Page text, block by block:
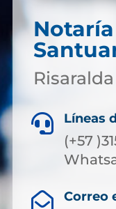
Risaralda
 Líneas
(+57
 Correo